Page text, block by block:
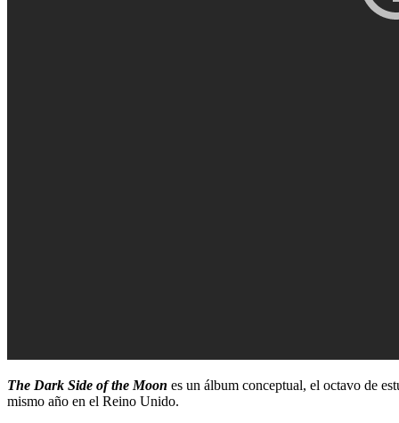
The Dark Side of the Moon es un álbum conceptual, el octavo de
mismo año en el Reino Unido.